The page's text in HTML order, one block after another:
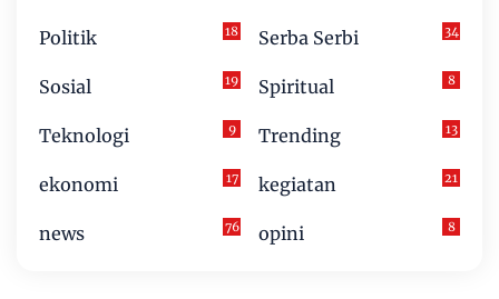
Politik 18 Serba Serbi 34
Sosial 19 Spiritual 8
Teknologi 9 Trending 13
ekonomi 17 kegiatan 21
news 76 opini 8